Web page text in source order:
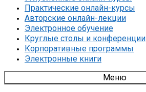
Практические онлайн-курсы
Авторские онлайн-лекции
Электронное обучение
Круглые столы и конференции
Корпоративные программы
Электронные книги
Меню